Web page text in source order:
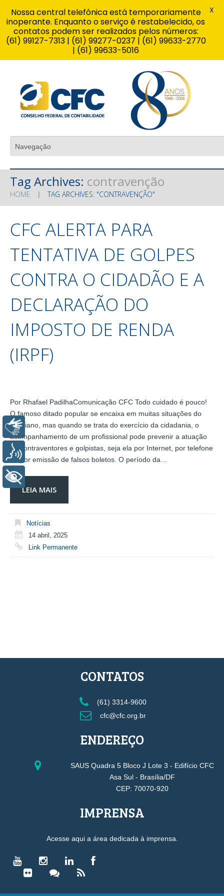
Tag Archives: contravenção
HOME TAG ARCHIVES: "CONTRAVENÇÃO"
CFC ALERTA PARA
TENTATIVA DE GOLPES
CONTRA O CIDADÃO E A
DECLARAÇÃO DO
IMPOSTO DE RENDA
(IRPF)
Por Rhafael PadilhaComunicação CFC Todo cuidado é pouco!
O famoso ditado popular se encaixa em muitas situações do
cotidiano, mas quando se trata do exercício da cidadania, o
acompanhamento de um profissional pode prevenir a atuação
de contraventores e golpistas, seja ela por Internet, por telefone
ou por emissão de falsos boletos. O período da…
LEIA MAIS
Notícias
14 abril, 2025
Link Permanente
CONTATOS
(61) 3314-9600
cfc@cfc.org.br
ENDEREÇO
SAUS Quadra 5 Bloco J Lote 3 - Edifício CFC
Asa Sul - Brasília/DF
CEP: 70070-920
IMPRENSA
Acesse aqui a área dedicada à imprensa.
Nossa central telefônica está temporariamente
inoperante. Enquanto o serviço é restabelecido, os
contatos podem ser realizados pelos números:
(61) 99127-7313 | (61) 99277-0237 | (61) 99633-2770
| (61) 99633-5016
X
Libras
Voz
+ Acessibilidade